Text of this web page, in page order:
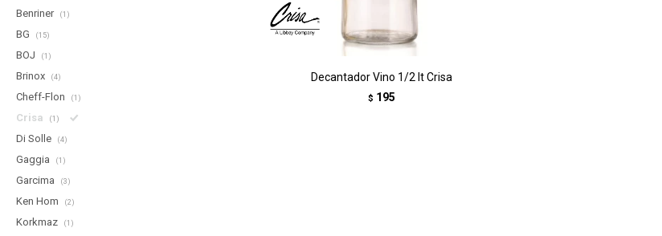
Decantador Vino 1/2 lt Crisa
$ 195
Benriner (1)
BG (15)
BOJ (1)
Brinox (4)
Cheff-Flon (1)
Crisa (1)
Di Solle (4)
Gaggia (1)
Garcima (3)
Ken Hom (2)
Korkmaz (1)